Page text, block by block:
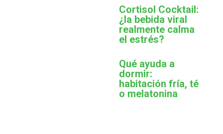
Cortisol Cocktail:
¿la bebida viral
realmente calma
el estrés?
Qué ayuda a
dormir:
habitación fría, té
o melatonina